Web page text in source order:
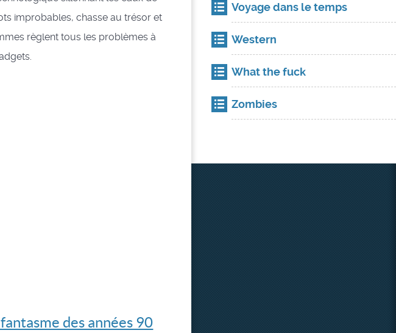
improbables, chasse au trésor et
règlent tous les problèmes à
des années 90
Voyage dans le temps
Western
What the fuck
Zombies